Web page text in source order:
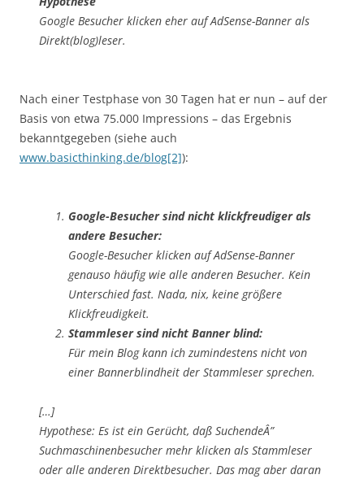
Google Besucher klicken eher auf AdSense-Banner als
Direkt(blog)leser.
Nach einer Testphase von 30 Tagen hat er nun – auf der
Basis von etwa 75.000 Impressions – das Ergebnis
bekanntgegeben (siehe auch
www.basicthinking.de/blog[2]):
Google-Besucher sind nicht klickfreudiger als
andere Besucher:
Google-Besucher klicken auf AdSense-Banner
genauso häufig wie alle anderen Besucher. Kein
Unterschied fast. Nada, nix, keine größere
Klickfreudigkeit.
Stammleser sind nicht Banner blind:
Für mein Blog kann ich zumindestens nicht von
einer Bannerblindheit der Stammleser sprechen.
[…]
Hypothese: Es ist ein Gerücht, daß SuchendeÂ”
Suchmaschinenbesucher mehr klicken als Stammleser
oder alle anderen Direktbesucher. Das mag aber daran